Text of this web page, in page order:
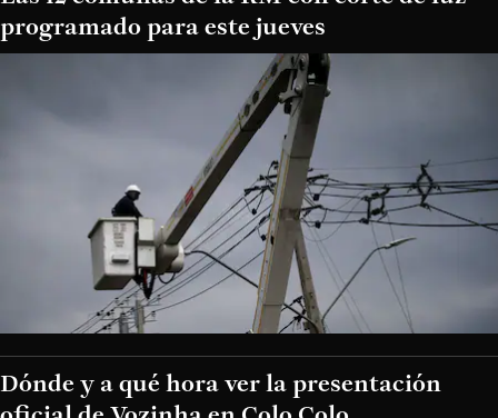
programado para este jueves
Dónde y a qué hora ver la presentación